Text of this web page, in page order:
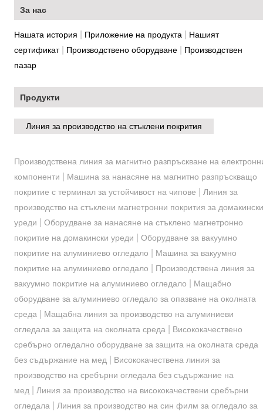
За нас
Нашата история Приложение на продукта
Нашият
сертификат| Производствено оборудване| Производствен
пазар
Продукти
Линия за производство на стъклени покрития
Производствена линия за магнитно разпръскване на
компоненти
Машина за нанасяне на магнитно разпръскващо
покритие с терминал за устойчивост на чипове
Линия за
производство на стъклени магнетронни покрития за домакински
уреди
Оборудване за нанасяне на стъклено магнетронно
покритие на домакински уреди
Оборудване за вакуумно
покритие на алуминиево огледало
Машина за вакуумно
покритие на алуминиево огледало
Производствена линия за
вакуумно покритие на алуминиево огледало
Мащабно
оборудване за алуминиево огледало за опазване на околната
среда
Мащабна линия за производство на алуминиеви
огледала за защита на околната среда
Висококачествено
сребърно огледално оборудване за защита на околната среда
без съдържание на мед
Висококачествена линия за
производство на сребърни огледала без съдържание на
мед
Линия за производство на висококачествени сребърни
огледала
Линия за производство на син филм за огледало за